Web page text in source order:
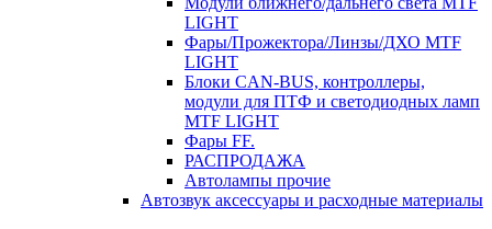
LIGHT
Фары/Прожектора/Линзы/ДХО MTF
LIGHT
Блоки CAN-BUS, контроллеры,
модули для ПТФ и светодиодных ламп
MTF LIGHT
Фары FF.
РАСПРОДАЖА
Автолампы прочие
Автозвук аксессуары и расходные материалы